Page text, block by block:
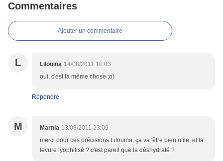
Commentaires
Ajouter un commentaire
L Lilouina 14/08/2011 10:03
oui, c'est la même chose ;o)
Répondre
M Marnia 13/08/2011 23:09
merci pour ces précisions Lilouina, ça va 'être bien utile, et la
levure lyophilisé ? c'est pareil que la déshydraté ?